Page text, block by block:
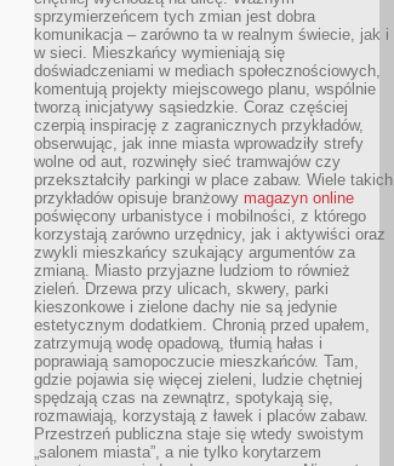
sprzymierzeńcem tych zmian jest dobra
komunikacja – zarówno ta w realnym świecie, jak i
w sieci. Mieszkańcy wymieniają się
doświadczeniami w mediach społecznościowych,
komentują projekty miejscowego planu, wspólnie
tworzą inicjatywy sąsiedzkie. Coraz częściej
czerpią inspirację z zagranicznych przykładów,
obserwując, jak inne miasta wprowadziły strefy
wolne od aut, rozwinęły sieć tramwajów czy
przekształciły parkingi w place zabaw. Wiele takich
przykładów opisuje branżowy magazyn online
poświęcony urbanistyce i mobilności, z którego
korzystają zarówno urzędnicy, jak i aktywiści oraz
zwykli mieszkańcy szukający argumentów za
zmianą. Miasto przyjazne ludziom to również
zieleń. Drzewa przy ulicach, skwery, parki
kieszonkowe i zielone dachy nie są jedynie
estetycznym dodatkiem. Chronią przed upałem,
zatrzymują wodę opadową, tłumią hałas i
poprawiają samopoczucie mieszkańców. Tam,
gdzie pojawia się więcej zieleni, ludzie chętniej
spędzają czas na zewnątrz, spotykają się,
rozmawiają, korzystają z ławek i placów zabaw.
Przestrzeń publiczna staje się wtedy swoistym
„salonem miasta”, a nie tylko korytarzem